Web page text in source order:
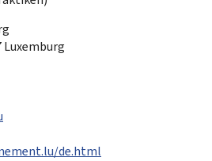
Luxemburg
de.html